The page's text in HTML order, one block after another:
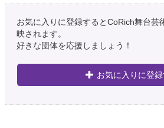
お気に入りに登録するとCoRich舞台芸
映されます。
好きな団体を応援しましょう！
お気に入りに登録